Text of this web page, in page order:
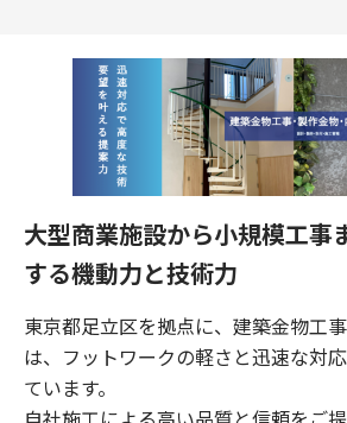
大型商業施設から小規模工事
する機動力と技術力
東京都足立区を拠点に、建築金物工
は、フットワークの軽さと迅速な対
ています。